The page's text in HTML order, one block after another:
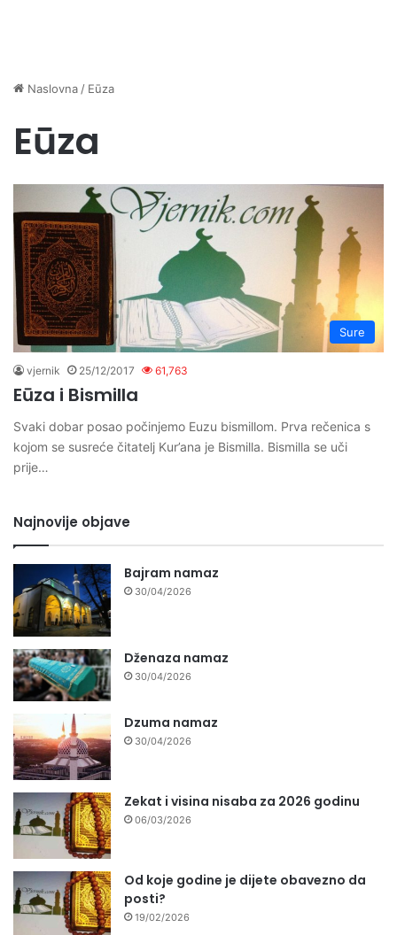
Naslovna / Eūza
Eūza
Sure
vjernik 25/12/2017 61,763
Eūza i Bismilla
Svaki dobar posao počinjemo Euzu bismillom. Prva rečenica s
kojom se susreće čitatelj Kur’ana je Bismilla. Bismilla se uči
prije…
Najnovije objave
Bajram namaz
30/04/2026
Dženaza namaz
30/04/2026
Dzuma namaz
30/04/2026
Zekat i visina nisaba za 2026 godinu
06/03/2026
Od koje godine je dijete obavezno da
posti?
19/02/2026